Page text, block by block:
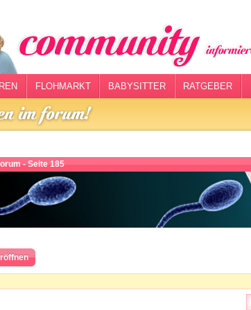
FLOHMARKT BABYSITTER RATGEBER
- Seite 185